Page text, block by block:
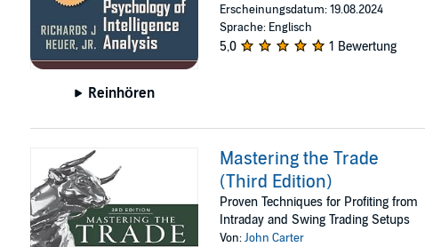
Reinhören
Erscheinungsdatum: 19.08.2024
Sprache: Englisch
5,0 1 Bewertung
Mastering the Trade
(Third Edition)
Proven Techniques for Profiting from
Intraday and Swing Trading Setups
Von:John Carter